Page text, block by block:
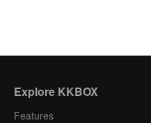
Explore KKBOX
Features